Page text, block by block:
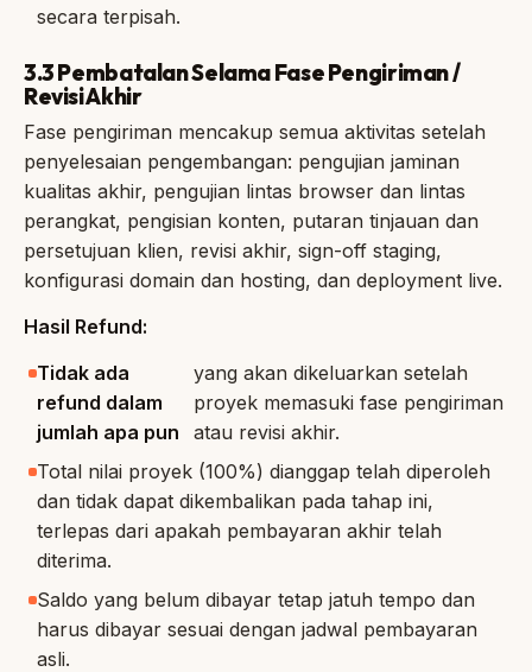
secara terpisah.
3.3 Pembatalan Selama Fase Pengiriman /
Revisi Akhir
Fase pengiriman mencakup semua aktivitas setelah
penyelesaian pengembangan: pengujian jaminan
kualitas akhir, pengujian lintas browser dan lintas
perangkat, pengisian konten, putaran tinjauan dan
persetujuan klien, revisi akhir, sign-off staging,
konfigurasi domain dan hosting, dan deployment live.
Hasil Refund:
Tidak ada
refund dalam
jumlah apa pun
yang akan dikeluarkan setelah
proyek memasuki fase pengiriman
atau revisi akhir.
Total nilai proyek (100%) dianggap telah diperoleh
dan tidak dapat dikembalikan pada tahap ini,
terlepas dari apakah pembayaran akhir telah
diterima.
Saldo yang belum dibayar tetap jatuh tempo dan
harus dibayar sesuai dengan jadwal pembayaran
asli.